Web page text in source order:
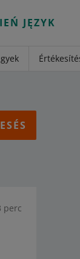
JĘZYK
perc